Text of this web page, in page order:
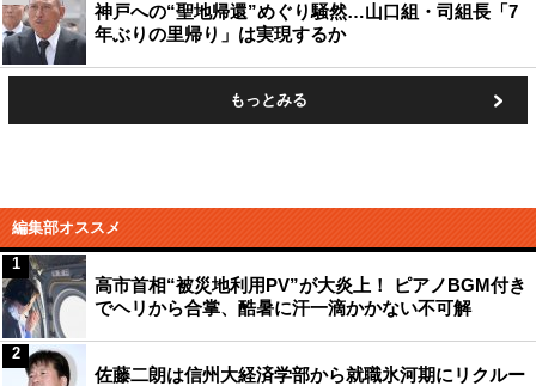
神戸への“聖地帰還”めぐり騒然…山口組・司組長「7
年ぶりの里帰り」は実現するか
もっとみる
編集部オススメ
高市首相“被災地利用PV”が大炎上！ ピアノBGM付き
でヘリから合掌、酷暑に汗一滴かかない不可解
1
佐藤二朗は信州大経済学部から就職氷河期にリクルー
2